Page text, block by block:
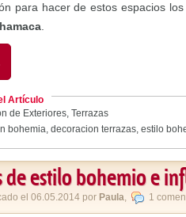
para hacer de estos espacios
hamaca
Artículo
de Exteriores, Terrazas
bohemia, decoracion terrazas, estilo
de estilo bohemio e
el 06.05.2014 por Paula, 1